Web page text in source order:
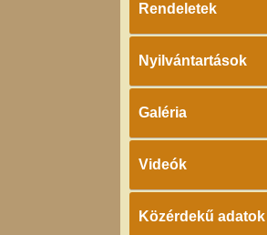
Rendeletek
Nyilvántartások
Galéria
Videók
Közérdekű adatok